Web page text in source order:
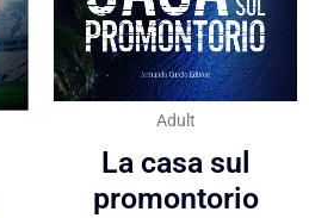
Adult
La casa sul
promontorio